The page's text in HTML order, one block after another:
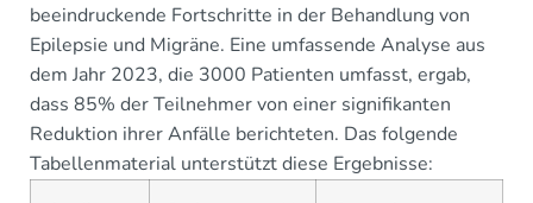
beeindruckende Fortschritte in der Behandlung von
Epilepsie und Migräne. Eine umfassende Analyse aus
dem Jahr 2023, die 3000 Patienten umfasst, ergab,
dass 85% der Teilnehmer von einer signifikanten
Reduktion ihrer Anfälle berichteten. Das folgende
Tabellenmaterial unterstützt diese Ergebnisse: